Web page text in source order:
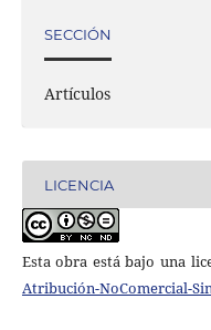
SECCIÓN
Artículos
LICENCIA
Esta obra está bajo una
Atribución-NoComercial-